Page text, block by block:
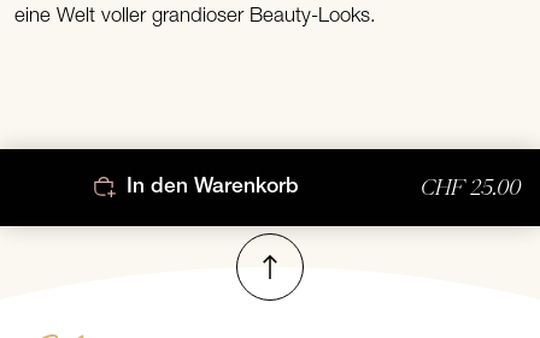
eine Welt voller grandioser Beauty-Looks.
In den Warenkorb CHF 25.00
Nach oben